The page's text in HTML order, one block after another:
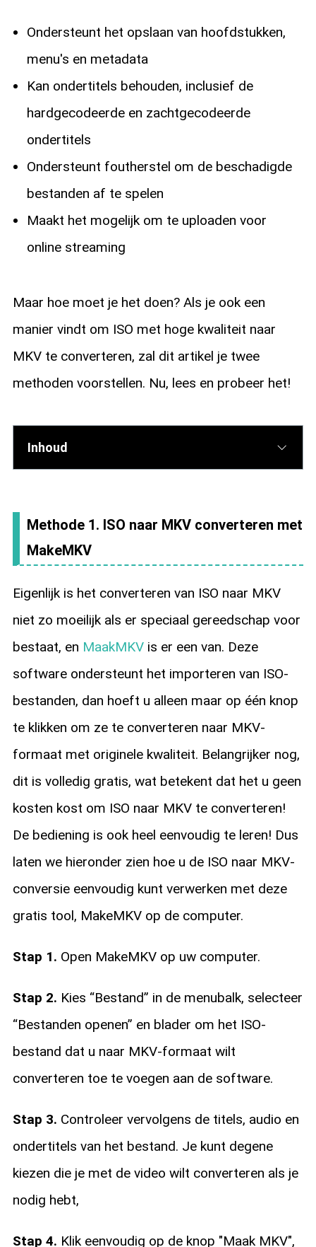
Ondersteunt het opslaan van hoofdstukken,
menu's en metadata
Kan ondertitels behouden, inclusief de
hardgecodeerde en zachtgecodeerde
ondertitels
Ondersteunt foutherstel om de beschadigde
bestanden af te spelen
Maakt het mogelijk om te uploaden voor
online streaming
Maar hoe moet je het doen? Als je ook een
manier vindt om ISO met hoge kwaliteit naar
MKV te converteren, zal dit artikel je twee
methoden voorstellen. Nu, lees en probeer het!
Inhoud
Methode 1. ISO naar MKV converteren met
MakeMKV
Eigenlijk is het converteren van ISO naar MKV
niet zo moeilijk als er speciaal gereedschap voor
bestaat, en MaakMKVis er een van. Deze
software ondersteunt het importeren van ISO-
bestanden, dan hoeft u alleen maar op één knop
te klikken om ze te converteren naar MKV-
formaat met originele kwaliteit. Belangrijker nog,
dit is volledig gratis, wat betekent dat het u geen
kosten kost om ISO naar MKV te converteren!
De bediening is ook heel eenvoudig te leren! Dus
laten we hieronder zien hoe u de ISO naar MKV-
conversie eenvoudig kunt verwerken met deze
gratis tool, MakeMKV op de computer.
Stap 1. Open MakeMKV op uw computer.
Stap 2. Kies “Bestand” in de menubalk, selecteer
“Bestanden openen” en blader om het ISO-
bestand dat u naar MKV-formaat wilt
converteren toe te voegen aan de software.
Stap 3. Controleer vervolgens de titels, audio en
ondertitels van het bestand. Je kunt degene
kiezen die je met de video wilt converteren als je
nodig hebt,
Stap 4. Klik eenvoudig op de knop "Maak MKV",